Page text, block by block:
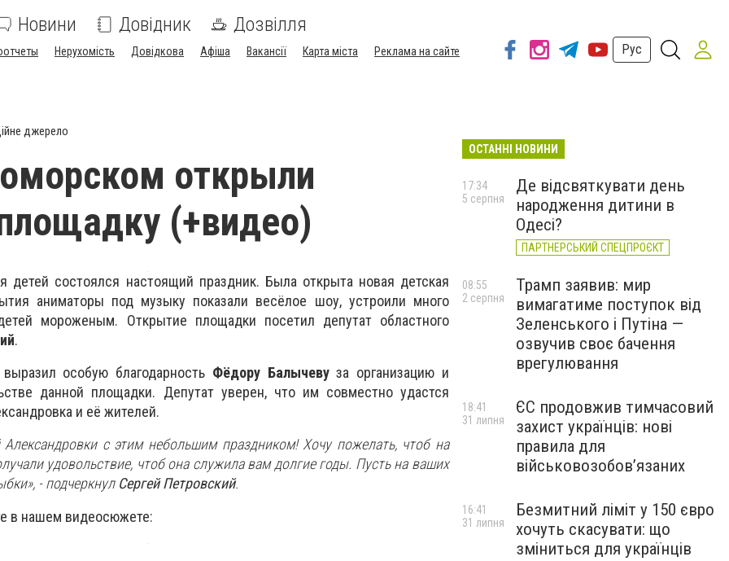
Новини Довідник Дозвілля
Нерухомість Довідкова Афіша Вакансії Карта міста
Реклама на сайте
Рус
джерело
открыли
(+видео)
детей состоялся настоящий праздник. Была открыта новая детская
аниматоры под музыку показали весёлое шоу, устроили много
мороженым. Открытие площадки посетил депутат областного
.
выразил особую благодарность Фёдору Балычевуза организацию и
данной площадки. Депутат уверен, что им совместно удастся
и её жителей.
с этим небольшим праздником! Хочу пожелать, чтоб на
удовольствие, чтоб она служила вам долгие годы. Пусть на ваших
- подчеркнул Сергей Петровский.
в нашем видеосюжете:
ОСТАННІ НОВИНИ
Де відсвяткувати день
народження дитини в
Одесі?
ПАРТНЕРСЬКИЙ СПЕЦПРОЄКТ
17:34
5 серпня
Трамп заявив: мир
вимагатиме поступок від
Зеленського і Путіна —
озвучив своє бачення
врегулювання
08:55
2 серпня
ЄС продовжив тимчасовий
захист українців: нові
правила для
військовозобов’язаних
18:41
31 липня
Безмитний ліміт у 150 євро
хочуть скасувати: що
зміниться для українців
16:41
31 липня